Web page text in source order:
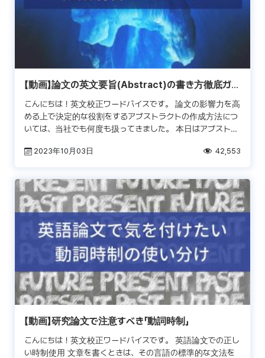
【動画】論文の英文要旨(Abstract)の書き方徹底ガイ
ド
こんにちは！英文校正ワードバイスです。 論文の影響力を高
める上で決定的な役割をするアブストラクトの作成方法につ
いては、当社でも何度も扱ってきました。 本日はアブストラ
[…]2023年10月03日 42,553
【動画】研究論文で注意すべき「動詞時制」
こんにちは！英文校正ワードバイスです。 英語論文での正し
い時制使用 文章を書くときは、その言語の標準的な文法を